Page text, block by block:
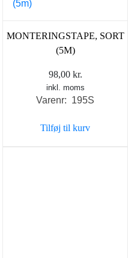
MONTERINGSTAPE, SORT
(5M)
98,00 kr.
inkl. moms
Varenr: 195S
Tilføj til kurv